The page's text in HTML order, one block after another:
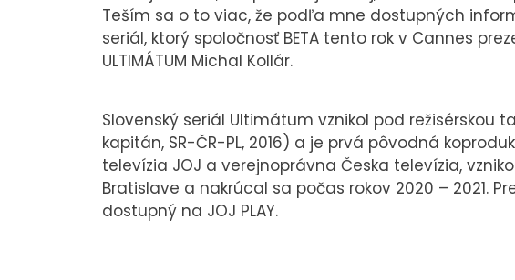
Teším sa o to viac, že podľa mne dostupných
seriál, ktorý spoločnosť BETA tento rok v Cannes
ULTIMÁTUM Michal Kollár.
Slovenský seriál Ultimátum vznikol pod režisérskou
kapitán, SR-ČR-PL, 2016) a je prvá pôvodná
televízia JOJ a verejnoprávna Česka televízia,
Bratislave a nakrúcal sa počas rokov 2020 – 2021.
dostupný na JOJ PLAY.